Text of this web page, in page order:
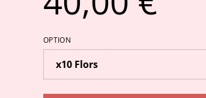
OPTION